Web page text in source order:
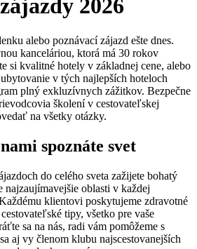
2026
alebo poznávací zájazd ešte dnes.
kanceláriou, ktorá má 30 rokov
si kvalitné hotely v základnej cene, alebo
v tých najlepších hoteloch
plný exkluzívnych zážitkov. Bezpečne
školení v cestovateľskej
na všetky otázky.
spoznáte svet
do celého sveta zažijete bohatý
najzaujímavejšie oblasti v každej
klientovi poskytujeme zdravotné
tipy, všetko pre vaše
sa na nás, radi vám pomôžeme s
aj vy členom klubu najscestovanejších